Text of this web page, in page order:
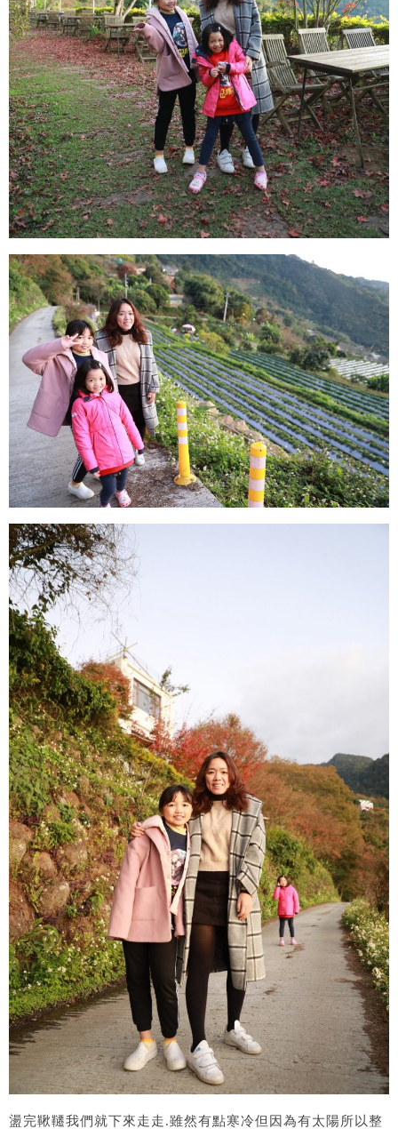
盪完鞦韆我們就下來走走.雖然有點寒冷但因為有太陽所以整